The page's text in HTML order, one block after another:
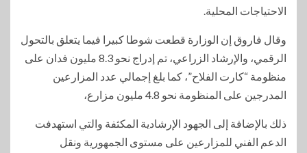
الاحتياجات المحلية.
وقال فاروق إن الوزارة قطعت شوطا كبيرا فيما يتعلق بالتحول
الرقمي، والإرشاد الزراعي، تم إدراج نحو 8.3 مليون فدان على
منظومة “كارت الفلاح”، كما بلغ إجمالي عدد المزارعين
المدرجين على المنظومة نحو 4.8 مليون مزارع،
ذلك بالإضافة إلى الجهود الإرشادية المكثفة والتي استهدفت
الدعم الفني للمزارعين على مستوى الجمهورية ونقل